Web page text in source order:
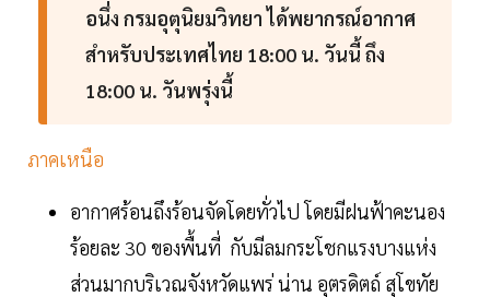
อนึ่ง กรมอุตุนิยมวิทยา ได้พยากรณ์อากาศ
สำหรับประเทศไทย 18:00 น. วันนี้ ถึง
18:00 น. วันพรุ่งนี้
ภาคเหนือ
อากาศร้อนถึงร้อนจัดโดยทั่วไป โดยมีฝนฟ้าคะนอง
ร้อยละ 30 ของพื้นที่ กับมีลมกระโชกแรงบางแห่ง
ส่วนมากบริเวณจังหวัดแพร่ น่าน อุตรดิตถ์ สุโขทัย